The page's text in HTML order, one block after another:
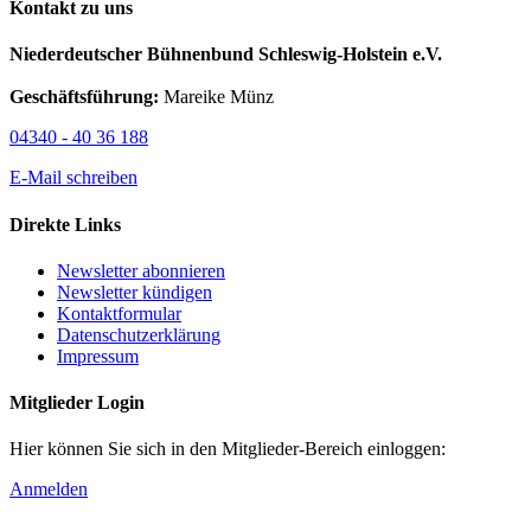
Kontakt zu uns
Niederdeutscher Bühnenbund Schleswig-Holstein e.V.
Geschäftsführung: Mareike Münz
04340 - 40 36 188
E-Mail schreiben
Direkte Links
Newsletter abonnieren
Newsletter kündigen
Kontaktformular
Datenschutzerklärung
Impressum
Mitglieder Login
Hier können Sie sich in den Mitglieder-Bereich einloggen:
Anmelden